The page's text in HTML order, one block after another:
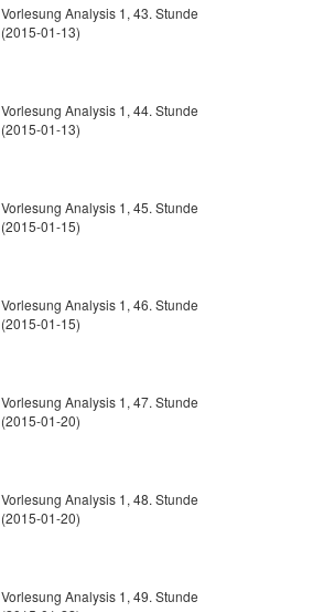
Vorlesung Analysis 1, 43. Stunde
(2015-01-13)
Vorlesung Analysis 1, 44. Stunde
(2015-01-13)
Vorlesung Analysis 1, 45. Stunde
(2015-01-15)
Vorlesung Analysis 1, 46. Stunde
(2015-01-15)
Vorlesung Analysis 1, 47. Stunde
(2015-01-20)
Vorlesung Analysis 1, 48. Stunde
(2015-01-20)
Vorlesung Analysis 1, 49. Stunde